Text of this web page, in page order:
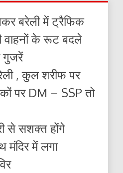
बरेली में ट्रैफिक
वाहनों के रूट बदले
गुजरें
, कुल शरीफ पर
पर DM – SSP तो
से सशक्त होंगे
मंदिर में लगा